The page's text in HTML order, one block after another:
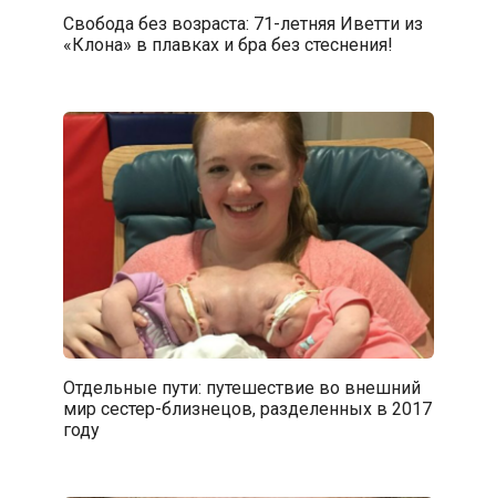
Свобода без возраста: 71-летняя Иветти из
«Клона» в плавках и бра без стеснения!
Отдельные пути: путешествие во внешний
мир сестер-близнецов, разделенных в 2017
году